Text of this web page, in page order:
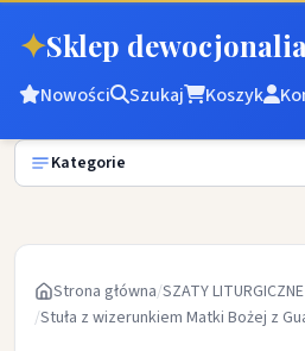
✦Sklep dewocjonalia
Nowości Szukaj Koszyk
Kategorie
Strona główna/SZATY LITURGICZNE
/Stuła z wizerunkiem Matki Bożej z